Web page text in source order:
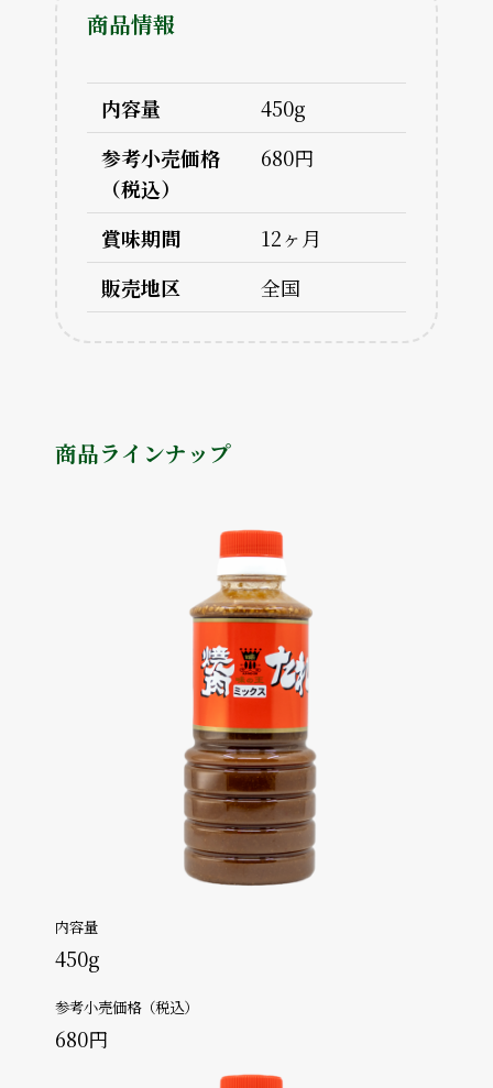
商品情報
内容量
450g
参考小売価格
（税込）
680円
賞味期間
12ヶ月
販売地区
全国
商品ラインナップ
内容量
450g
参考小売価格（税込）
680円